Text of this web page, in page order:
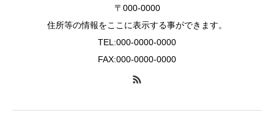
〒000-0000
住所等の情報をここに表示する事ができます。
TEL:000-0000-0000
FAX:000-0000-0000